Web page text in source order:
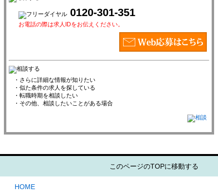
0120-301-351
お電話の際は求人IDをお伝えください。
・さらに詳細な情報が知りたい
・似た条件の求人を探している
・転職時期を相談したい
・その他、相談したいことがある場合
このページのTOPに移動する
HOME